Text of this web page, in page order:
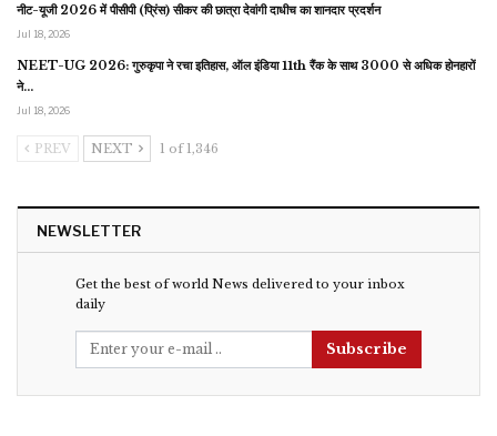
नीट-यूजी 2026 में पीसीपी (प्रिंस) सीकर की छात्रा देवांगी दाधीच का शानदार प्रदर्शन
Jul 18, 2026
NEET-UG 2026: गुरुकृपा ने रचा इतिहास, ऑल इंडिया 11th रैंक के साथ 3000 से अधिक होनहारों
ने…
Jul 18, 2026
PREV NEXT 1 of 1,346
NEWSLETTER
Get the best of world News delivered to your inbox
daily
Subscribe